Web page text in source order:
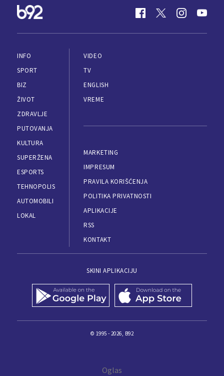
INFO
SPORT
BIZ
ŽIVOT
ZDRAVLJE
PUTOVANJA
KULTURA
SUPERŽENA
ESPORTS
TEHNOPOLIS
AUTOMOBILI
LOKAL
VIDEO
TV
ENGLISH
VREME
MARKETING
IMPRESUM
PRAVILA KORIŠĆENJA
POLITIKA PRIVATNOSTI
APLIKACIJE
RSS
KONTAKT
SKINI APLIKACIJU
© 1995 - 2026, B92